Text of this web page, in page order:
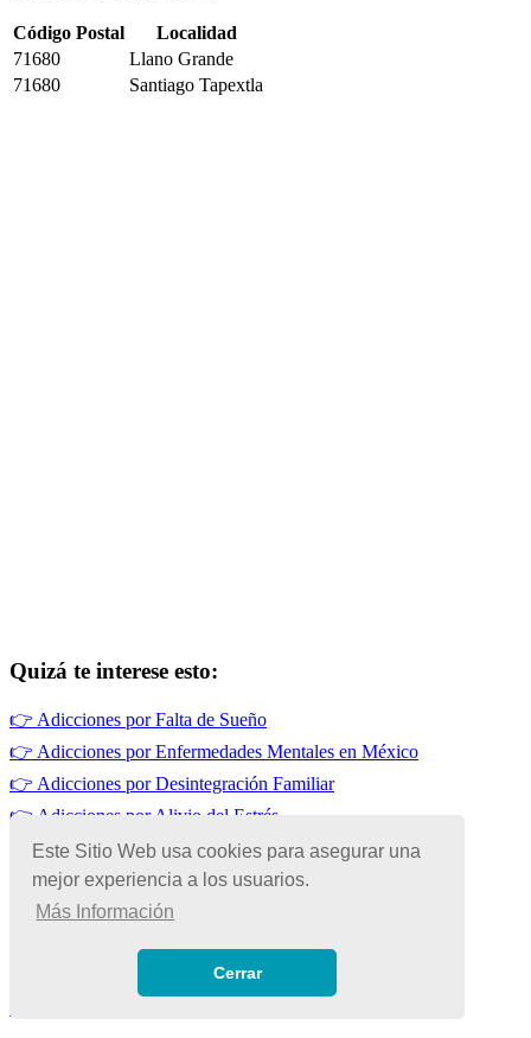
Este Sitio Web usa cookies para asegurar una
mejor experiencia a los usuarios.
Más Información
Cerrar
Código Postal
Localidad
71680
Llano Grande
71680
Santiago Tapextla
Quizá te interese esto:
👉 Adicciones por Falta de Sueño
👉 Adicciones por Enfermedades Mentales en México
👉 Adicciones por Desintegración Familiar
👉 Adicciones por Alivio del Estrés
👉Adicciones por Baja Autoestima
👉Adicciones por Curiosidad en México
© Copyright 2026 | Todos los Derechos Reservados